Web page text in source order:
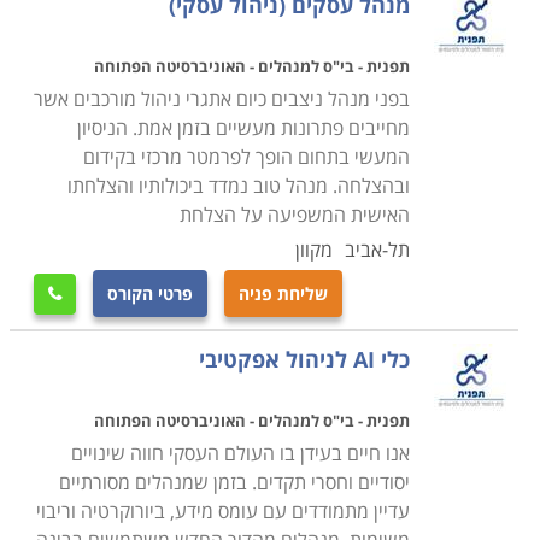
בעמודים הבאים תוכלו למצוא תכניות שנמשכות החל
מחמישים שעות לימוד אקדמאיות ועד למסלולים שאורכם
כמעט שנתיים. מכיוון שאין תכנית הסמכה אחידה, היקף
ועומק התכנים משתנים בין מוסד לימוד אחד למשנהו, וכדאי
לוודא כי נפח ונושאי הלימודים מתאימים לדרישותיכם
המקצועיות והלוגיסטיות.
חלק מהקורסים דורשים רקע בתחום או נסיון כתנאי סף
לקבלה, אך רובם המכריע פתוח לכל מי שרכש השכלה
תיכונית ובעל מיומנות בסיסית בתפעול מחשב.
אפשרויות תעסוקה בעתיד
לימודים אלו מהווים קרש קפיצה לתוך עולם העסקים. על
מנת לפתוח עסק וגם להצליח בו לאורך זמן כשרון טבעי
למכירות אינו מספיק. נדרשת הסתכלות רחבה והתחשבות
בכל מיני גורמים עליהם תלמדו בקורס, כך שלימודים אלה
חיוניים לכל מי שפותח עסק. בנוסף, מנהלים בחברות או מי
תפנית - בי"ס למנהלים - האוניברסיטה הפתוחה
בפני מנהל ניצבים כיום אתגרי ניהול מורכבים אשר
מחייבים פתרונות מעשיים בזמן אמת. הניסיון
המעשי בתחום הופך לפרמטר מרכזי בקידום
ובהצלחה. מנהל טוב נמדד ביכולותיו והצלחתו
האישית המשפיעה על הצלחת
תל-אביב מקוון
שליחת פניה פרטי הקורס 
כלי AI לניהול אפקטיבי
תפנית - בי"ס למנהלים - האוניברסיטה הפתוחה
אנו חיים בעידן בו העולם העסקי חווה שינויים
יסודיים וחסרי תקדים. בזמן שמנהלים מסורתיים
עדיין מתמודדים עם עומס מידע, ביורוקרטיה וריבוי